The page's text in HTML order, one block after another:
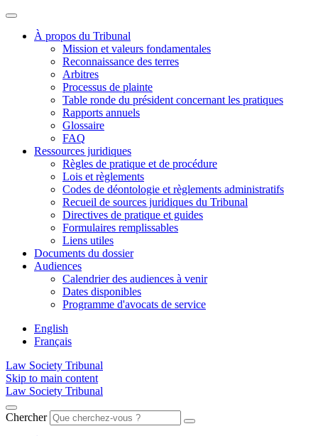
À propos du Tribunal
Mission et valeurs fondamentales
Reconnaissance des terres
Arbitres
Processus de plainte
Table ronde du président concernant les pratiques
Rapports annuels
Glossaire
FAQ
Ressources juridiques
Règles de pratique et de procédure
Lois et règlements
Codes de déontologie et règlements administratifs
Recueil de sources juridiques du Tribunal
Directives de pratique et guides
Formulaires remplissables
Liens utiles
Documents du dossier
Audiences
Calendrier des audiences à venir
Dates disponibles
Programme d'avocats de service
English
Français
Law Society Tribunal
Skip to main content
Law Society Tribunal
Chercher